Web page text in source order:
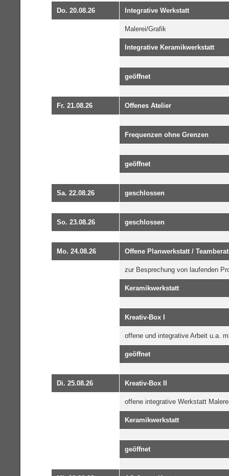
Do. 20.08.26 Integrative Werkstatt
Malerei/Grafik
Integrative Keramikwerkstatt
geöffnet
Fr. 21.08.26 Offenes Atelier
Frequenzen ohne Grenzen
geöffnet
Sa. 22.08.26 geschlossen
So. 23.08.26 geschlossen
Mo. 24.08.26 Offene Planwerkstatt /
zur Besprechung von laufenden
Keramikwerkstatt
Kreativ-Box I
offene und integrative Arbeit u.a.
geöffnet
Di. 25.08.26 Kreativ-Box II
offene integrative Werkstatt
Keramikwerkstatt
geöffnet